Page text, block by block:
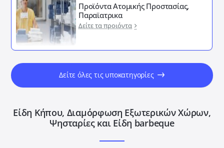
Προϊόντα Ατομικής Προστασίας,
Παραϊατρικα
Δείτε τα προιόντα
Δείτε όλες τις υποκατηγορίες
Είδη Κήπου, Διαμόρφωση Εξωτερικών Xώρων,
Ψησταρίες και Είδη barbeque